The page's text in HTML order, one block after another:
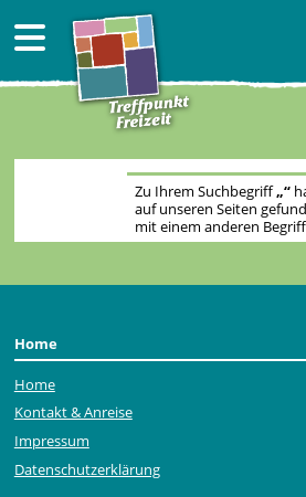
Zu Ihrem Suchbegriff„“
auf unseren Seiten
mit einem anderen
Home
Home
Kontakt & Anreise
Impressum
Datenschutzerklärung